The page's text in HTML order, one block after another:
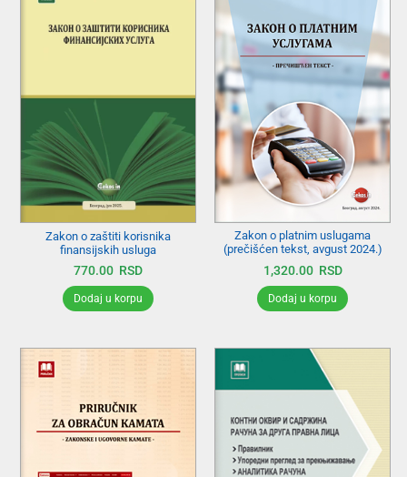
Zakon o zaštiti korisnika
finansijskih usluga
770.00 RSD
Dodaj u korpu
Zakon o platnim uslugama
(prečišćen tekst, avgust 2024.)
1,320.00 RSD
Dodaj u korpu